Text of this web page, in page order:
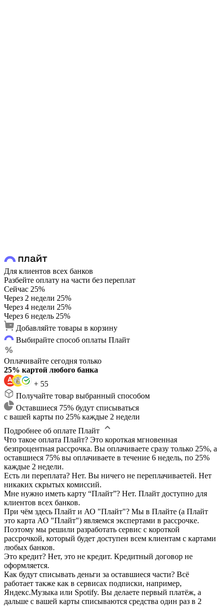
Для клиентов всех банков
Разбейте оплату на части без переплат
Сейчас 25%
Через 2 недели 25%
Через 4 недели 25%
Через 6 недель 25%
Добавляйте товары в корзину
Выбирайте способ оплаты Плайт
Оплачивайте сегодня только
25% картой любого банка
+ 55
Получайте товар выбранный способом
Оставшиеся 75% будут списываться
с вашей карты по 25% каждые 2 недели
Подробнее об оплате Плайт
Что такое оплата Плайт? Это короткая мгновенная
безпроцентная рассрочка. Вы оплачиваете сразу только 25%, а
оставшиеся 75% вы оплачиваете в течение 6 недель, по 25%
каждые 2 недели.
Есть ли переплата? Нет. Вы ничего не переплачиваетей. Нет
никаких скрытых комиссий.
Мне нужно иметь карту “Плайт”? Нет. Плайт доступно для
клиентов всех банков.
При чём здесь Плайт и АО "Плайт"? Мы в Плайте (а Плайт
это карта АО "Плайт") являемся экспертами в рассрочке.
Поэтому мы решили разработать сервис с короткой
рассрочкой, который будет доступен всем клиентам с картами
любых банков.
Это кредит? Нет, это не кредит. Кредитный договор не
оформляется.
Как будут списывать деньги за оставшиеся части? Всё
работает также как в сервисах подписки, например,
Яндекс.Музыка или Spotify. Вы делаете первый платёж, а
дальше с вашей карты списываются средства один раз в 2